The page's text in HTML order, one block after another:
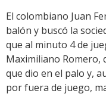
El colombiano Juan
balón y buscó la
que al minuto 4 de
Maximiliano Romero,
que dio en el palo y,
por fuera de juego,